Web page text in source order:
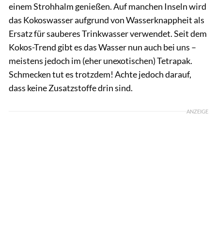
einem Strohhalm genießen. Auf manchen Inseln wird
das Kokoswasser aufgrund von Wasserknappheit als
Ersatz für sauberes Trinkwasser verwendet. Seit dem
Kokos-Trend gibt es das Wasser nun auch bei uns –
meistens jedoch im (eher unexotischen) Tetrapak.
Schmecken tut es trotzdem! Achte jedoch darauf,
dass keine Zusatzstoffe drin sind.
ANZEIGE